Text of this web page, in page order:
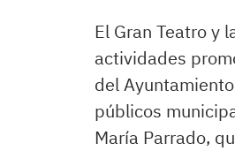
El Gran Teatro y
actividades
del
públicos
María Parrado,